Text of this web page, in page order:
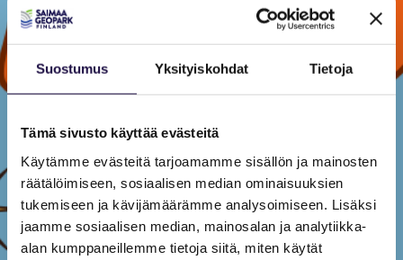
Suostumus Yksityiskohdat Tietoja
Tämä sivusto käyttää evästeitä
Käytämme evästeitä tarjoamamme sisällön ja mainosten
räätälöimiseen, sosiaalisen median ominaisuuksien
tukemiseen ja kävijämäärämme analysoimiseen. Lisäksi
jaamme sosiaalisen median, mainosalan ja analytiikka-
alan kumppaneillemme tietoja siitä, miten käytät